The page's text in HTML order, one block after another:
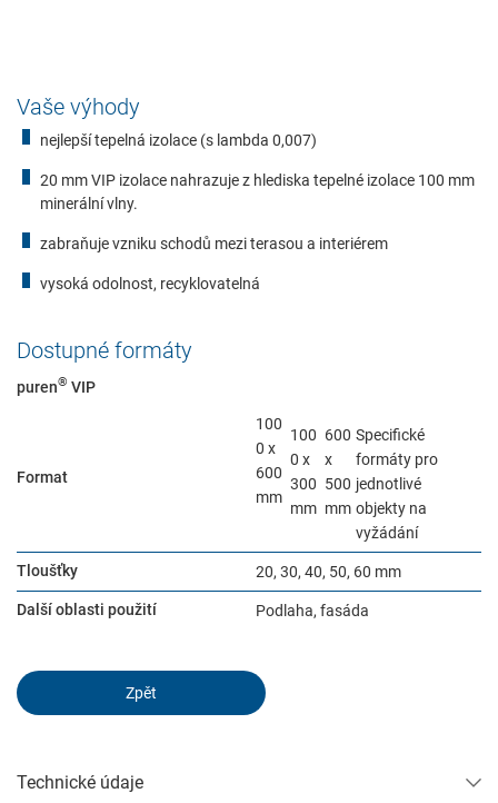
Vaše výhody
nejlepší tepelná izolace (s lambda 0,007)
20 mm VIP izolace nahrazuje z hlediska tepelné izolace 100 mm
minerální vlny.
zabraňuje vzniku schodů mezi terasou a interiérem
vysoká odolnost, recyklovatelná
Dostupné formáty
puren® VIP
Format
100
0 x
600
mm
100
0 x
300
mm
600
x
500
mm
Specifické
formáty pro
jednotlivé
objekty na
vyžádání
Tloušťky 20, 30, 40, 50, 60 mm
Další oblasti použití Podlaha, fasáda
Zpět
Technické údaje
Požadované
Tyto údaje jsou nezbytné pro základní funkce webových
zabezpečených oblastí našich webových stránek.
Consent Information
Externí obsah je zde povolen, pokud je důležitý pro náš pracovní
postup. Například přístupný obsah, servisní chat nebo podobní
Consent Information
External Content